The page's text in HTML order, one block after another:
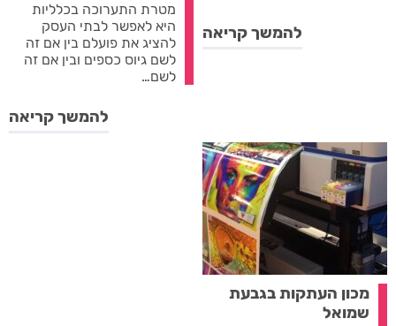
להמשך קריאה
מטרת התערוכה בכלליות
היא לאפשר לבתי העסק
להציג את פועלם בין אם זה
לשם גיוס כספים ובין אם זה
לשם…
להמשך קריאה
מכון העתקות בגבעת
שמואל